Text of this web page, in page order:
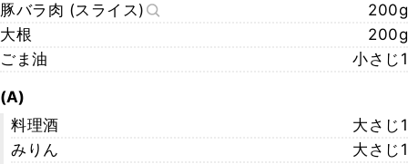
豚バラ肉 (スライス)
200g
大根
200g
ごま油
小さじ1
(A)
料理酒
大さじ1
みりん
大さじ1